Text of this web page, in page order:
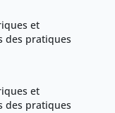
et
des pratiques
et
des pratiques